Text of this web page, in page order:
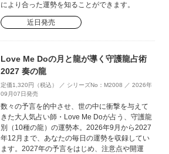
により合った運勢を知ることができます。
近日発売
Love Me Doの月と龍が導く守護龍占術
2027 奏の龍
定価1,320円（税込） ／ シリーズNo：M2008 ／ 2026年
09月07日発売
数々の予言を的中させ、世の中に衝撃を与えて
きた大人気占い師・Love Me Doが占う、守護龍
別（10種の龍）の運勢本。2026年9月から2027
年12月まで、あなたの毎日の運勢を収録してい
ます。2027年の予言をはじめ、注意点や開運